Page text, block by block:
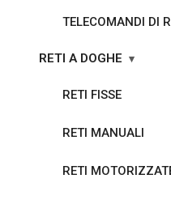
TELECOMANDI DI
RETI A DOGHE
RETI FISSE
RETI MANUALI
RETI